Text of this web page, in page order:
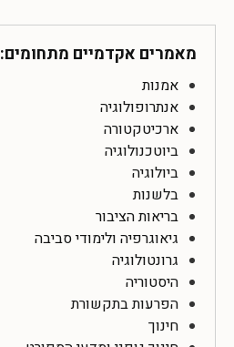
מאמרים אקדמיים מתחומים:
אמנות
אנתרופולוגיה
ארכיטקטורה
ביוטכנולוגיה
ביולוגיה
בלשנות
בריאות הציבור
גיאוגרפיה ולימודי סביבה
גרונטולוגיה
היסטוריה
הפרעות בתקשורת
חינוך